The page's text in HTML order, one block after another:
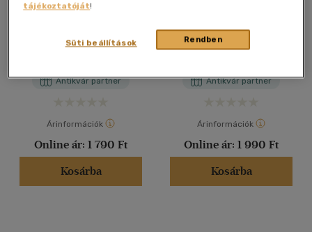
(OH-MIR09TB)
Antikvár partner
Árinformációk
Online ár: 1 790 Ft
Kosárba
SZÍNES IRODALOM 9.
(OH-MIR09TB)
Antikvár partner
Árinformációk
Online ár: 1 990 Ft
Kosárba
tájékoztatóját!
Rendben
Süti beállítások